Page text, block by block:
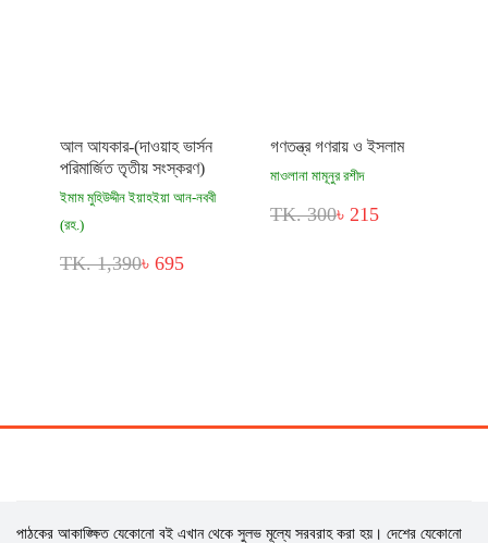
আল আযকার-(দাওয়াহ ভার্সন
পরিমার্জিত তৃতীয় সংস্করণ)
ইমাম মুহিউদ্দীন ইয়াহইয়া আন-নববী
(রহ.)
TK. 1,390৳ 695
গণতন্ত্র গণরায় ও ইসলাম
মাওলানা মামূনুর রশীদ
TK. 300৳ 215
পাঠকের আকাঙ্ক্ষিত যেকোনো বই এখান থেকে সুলভ মূল্যে সরবরাহ করা হয়। দেশের যেকোনো